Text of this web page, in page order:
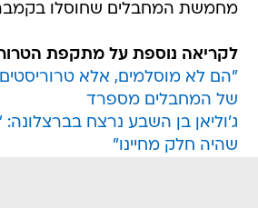
מחמשת המחבלים שחוסלו
לקריאה נוספת על מתקפת הטרור
"הם לא מוסלמים, אלא
של המחבלים מספרד
ג'וליאן בן השבע נרצח
שהיה חלק מחיינו"